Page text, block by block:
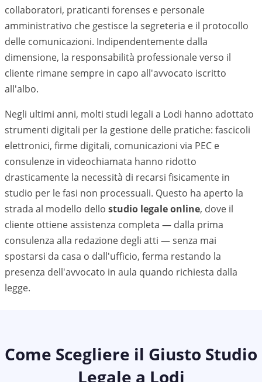
collaboratori, praticanti forenses e personale
amministrativo che gestisce la segreteria e il protocollo
delle comunicazioni. Indipendentemente dalla
dimensione, la responsabilità professionale verso il
cliente rimane sempre in capo all'avvocato iscritto
all'albo.
Negli ultimi anni, molti studi legali a Lodi hanno adottato
strumenti digitali per la gestione delle pratiche: fascicoli
elettronici, firme digitali, comunicazioni via PEC e
consulenze in videochiamata hanno ridotto
drasticamente la necessità di recarsi fisicamente in
studio per le fasi non processuali. Questo ha aperto la
strada al modello dello studio legale online, dove il
cliente ottiene assistenza completa — dalla prima
consulenza alla redazione degli atti — senza mai
spostarsi da casa o dall'ufficio, ferma restando la
presenza dell'avvocato in aula quando richiesta dalla
legge.
Come Scegliere il Giusto Studio
Legale a Lodi